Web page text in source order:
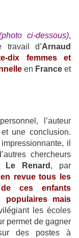
ci-dessous),
travail d’Arnaud
dix femmes et
en Franceet
l’auteur
une conclusion.
il
chercheurs
Le Renard , par
revue tous les
de ces enfants
populaires mais
les écoles
permet de gagner
des postes à